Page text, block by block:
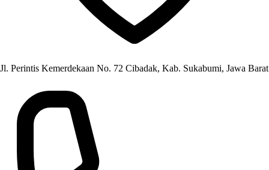
Jl. Perintis Kemerdekaan No. 72 Cibadak, Kab. Sukabumi, Jawa Barat